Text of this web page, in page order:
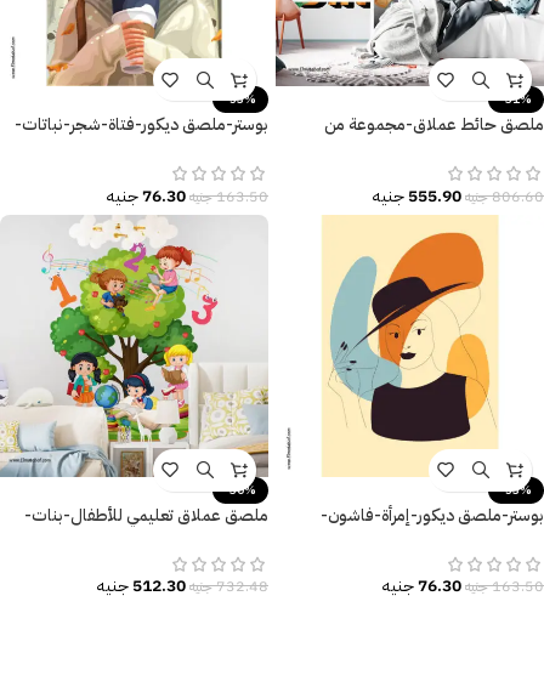
-31%
ملصق حائط عملاق-مجموعة من
806.60جنيه555.90جنيه
-53%
بوستر-ملصق ديكور-فتاة-شجر-نباتات-
163.50جنيه76.30جنيه
-53%
بوستر-ملصق ديكور-إمرأة-فاشون-
163.50جنيه76.30جنيه
-30%
ملصق عملاق تعليمي للأطفال-بنات-
732.48جنيه512.30جنيه